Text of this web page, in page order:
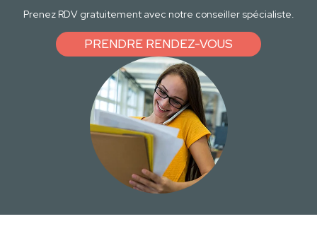
Prenez RDV gratuitement avec notre conseiller spécialiste.
PRENDRE RENDEZ-VOUS